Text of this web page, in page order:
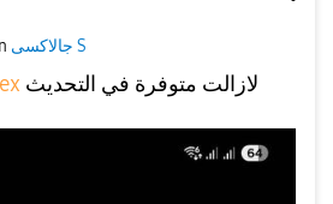
جالاكسى S
لازالت متوفرة في التحديث